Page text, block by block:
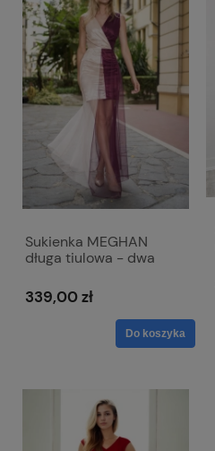
Sukienka MEGHAN
długa tiulowa - dwa
339,00 zł
Do koszyka